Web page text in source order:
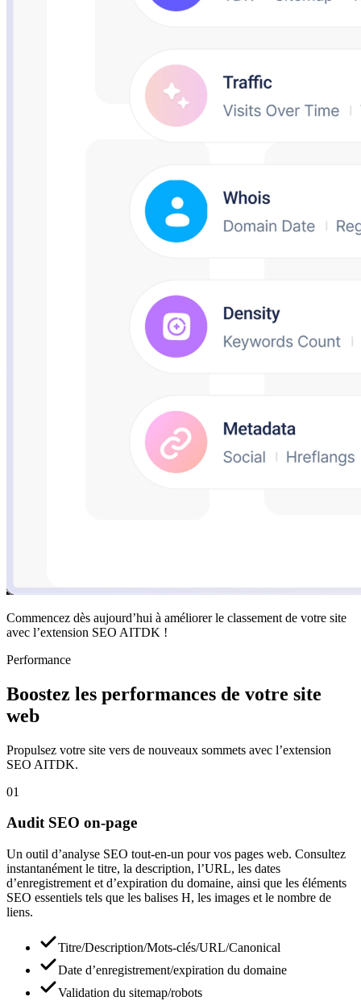
Commencez dès aujourd’hui à améliorer le classement de votre site
avec l’extension SEO AITDK !
Performance
Boostez les performances de votre site
web
Propulsez votre site vers de nouveaux sommets avec l’extension
SEO AITDK.
01
Audit SEO on-page
Un outil d’analyse SEO tout-en-un pour vos pages web. Consultez
instantanément le titre, la description, l’URL, les dates
d’enregistrement et d’expiration du domaine, ainsi que les éléments
SEO essentiels tels que les balises H, les images et le nombre de
liens.
Titre/Description/Mots-clés/URL/Canonical
Date d’enregistrement/expiration du domaine
Validation du sitemap/robots